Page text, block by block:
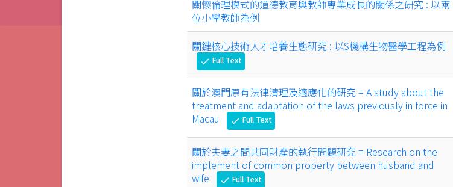
關懷倫理模式的道德教育與教師專業成長的關係之研究 : 以兩
位小學教師為例
關鍵核心技術人才培養生態研究 : 以S機構生物醫學工程為例
check Full Text
關於澳門原有法律清理及適應化的研究 = A study about the
treatment and adaptation of the laws previously in force in
Macau
check Full Text
關於夫妻之間共同財產的執行問題研究 = Research on the
implement of common property between husband and
wife
check Full Text